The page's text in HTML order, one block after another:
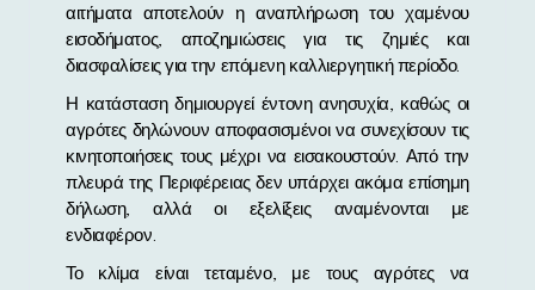
αιτήματα αποτελούν η αναπλήρωση του χαμένου
εισοδήματος, αποζημιώσεις για τις ζημιές και
διασφαλίσεις για την επόμενη καλλιεργητική περίοδο.
Η κατάσταση δημιουργεί έντονη ανησυχία, καθώς οι
αγρότες δηλώνουν αποφασισμένοι να συνεχίσουν τις
κινητοποιήσεις τους μέχρι να εισακουστούν. Από την
πλευρά της Περιφέρειας δεν υπάρχει ακόμα επίσημη
δήλωση, αλλά οι εξελίξεις αναμένονται με
ενδιαφέρον.
Το κλίμα είναι τεταμένο, με τους αγρότες να